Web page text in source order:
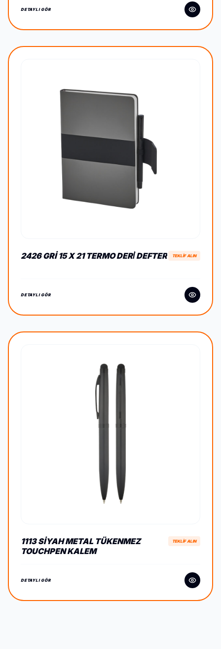
DETAYLI GÖR
2426 GRI 15 X 21 TERMO DERİ DEFTER TEKLİF ALIN
DETAYLI GÖR
1113 SIYAH METAL TÜKENMEZ
TOUCHPEN KALEM
TEKLİF ALIN
DETAYLI GÖR